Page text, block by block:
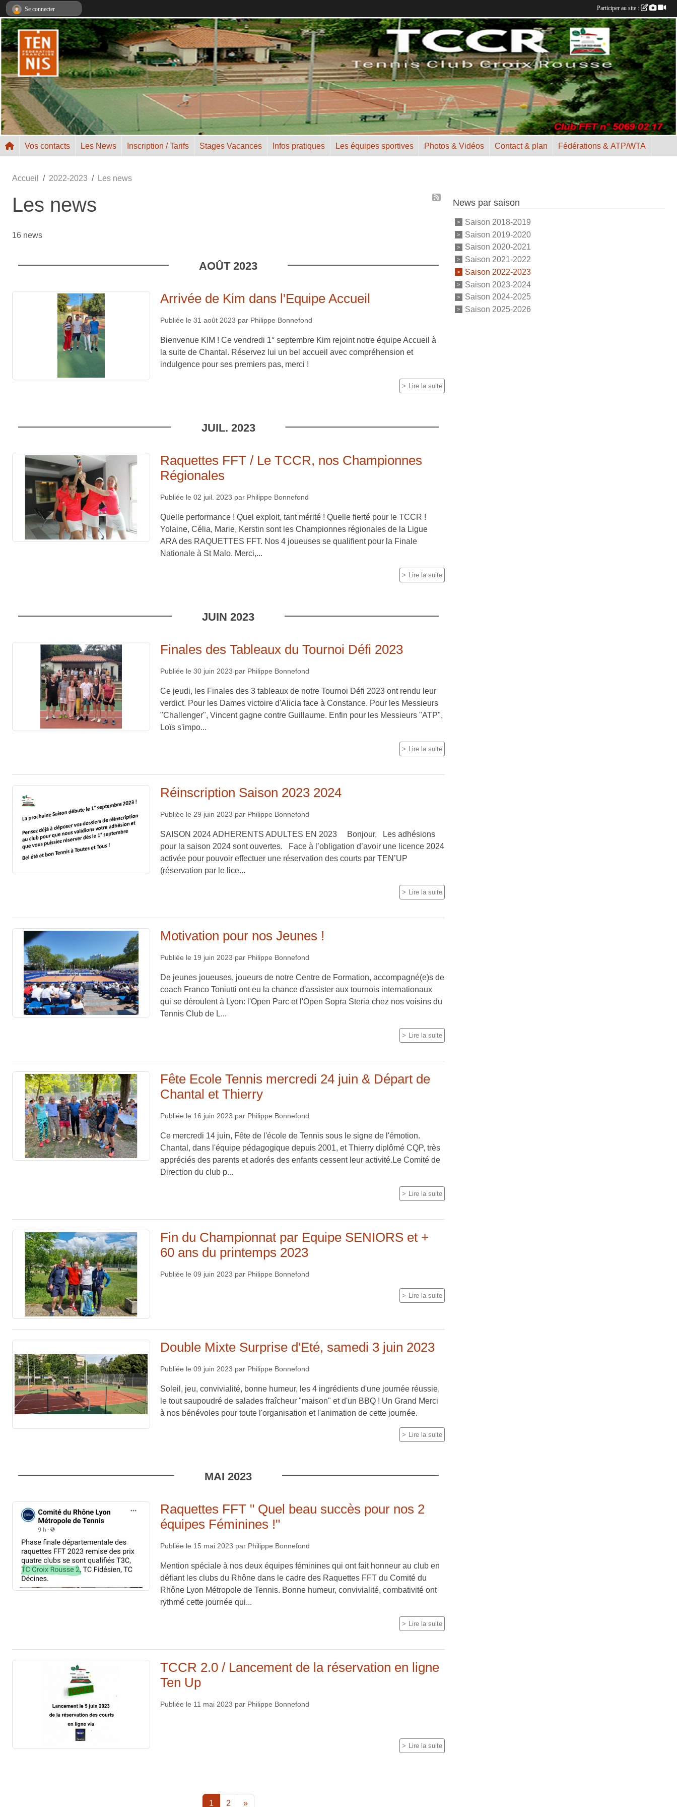
Vos contacts Les News Inscription / Tarifs Stages Vacances Infos pratiques Les équipes sportives Photos & Vidéos Contact & plan Fédérations & ATP/WTA
Accueil 2022-2023 Les news
Les news
16 news
AOÛT 2023
Arrivée de Kim dans l'Equipe Accueil
Publiée le31 août 2023 par Philippe Bonnefond
Bienvenue KIM ! Ce vendredi 1° septembre Kim rejoint notre équipe Accueil à
la suite de Chantal. Réservez lui un bel accueil avec compréhension et
indulgence pour ses premiers pas, merci !
Lire la suite
JUIL. 2023
Raquettes FFT / Le TCCR, nos Championnes
Régionales
Publiée le02 juil. 2023 par Philippe Bonnefond
Quelle performance ! Quel exploit, tant mérité ! Quelle fierté pour le TCCR !
Yolaine, Célia, Marie, Kerstin sont les Championnes régionales de la Ligue
ARA des RAQUETTES FFT. Nos 4 joueuses se qualifient pour la Finale
Nationale à St Malo. Merci,...
Lire la suite
JUIN 2023
Finales des Tableaux du Tournoi Défi 2023
Publiée le30 juin 2023 par Philippe Bonnefond
Ce jeudi, les Finales des 3 tableaux de notre Tournoi Défi 2023 ont rendu leur
verdict. Pour les Dames victoire d'Alicia face à Constance. Pour les Messieurs
"Challenger", Vincent gagne contre Guillaume. Enfin pour les Messieurs "ATP",
Loïs s'impo...
Lire la suite
Réinscription Saison 2023 2024
Publiée le 29 juin 2023 par Philippe Bonnefond
SAISON 2024 ADHERENTS ADULTES EN 2023 Bonjour, Les adhésions
pour la saison 2024 sont ouvertes. Face à l’obligation d’avoir une licence 2024
activée pour pouvoir effectuer une réservation des courts par TEN’UP
(réservation par le lice...
Lire la suite
Motivation pour nos Jeunes !
Publiée le 19 juin 2023 par Philippe Bonnefond
De jeunes joueuses, joueurs de notre Centre de Formation, accompagné(e)s de
coach Franco Toniutti ont eu la chance d'assister aux tournois internationaux
qui se déroulent à Lyon: l'Open Parc et l'Open Sopra Steria chez nos voisins du
Tennis Club de L...
Lire la suite
Fête Ecole Tennis mercredi 24 juin & Départ de
Chantal et Thierry
Publiée le 16 juin 2023 par Philippe Bonnefond
Ce mercredi 14 juin, Fête de l'école de Tennis sous le signe de l'émotion.
Chantal, dans l'équipe pédagogique depuis 2001, et Thierry diplômé CQP, très
appréciés des parents et adorés des enfants cessent leur activité.Le Comité de
Direction du club p...
Lire la suite
Fin du Championnat par Equipe SENIORS et +
60 ans du printemps 2023
Publiée le09 juin 2023 par Philippe Bonnefond
Lire la suite
Double Mixte Surprise d'Eté, samedi 3 juin 2023
Publiée le09 juin 2023 par Philippe Bonnefond
Soleil, jeu, convivialité, bonne humeur, les 4 ingrédients d'une journée réussie,
le tout saupoudré de salades fraîcheur "maison" et d'un BBQ ! Un Grand Merci
à nos bénévoles pour toute l'organisation et l'animation de cette journée.
Lire la suite
MAI 2023
Raquettes FFT " Quel beau succès pour nos 2
équipes Féminines !"
Publiée le 15 mai 2023 par Philippe Bonnefond
Mention spéciale à nos deux équipes féminines qui ont fait honneur au club en
défiant les clubs du Rhône dans le cadre des Raquettes FFT du Comité du
Rhône Lyon Métropole de Tennis. Bonne humeur, convivialité, combativité ont
rythmé cette journée qui...
Lire la suite
TCCR 2.0 / Lancement de la réservation en ligne
Ten Up
Publiée le 11 mai 2023 par Philippe Bonnefond
Lire la suite
1 2 »
News par saison
Saison 2018-2019
Saison 2019-2020
Saison 2020-2021
Saison 2021-2022
Saison 2022-2023
Saison 2023-2024
Saison 2024-2025
Saison 2025-2026
Se connecter Participer au site :
Panneau de gestion des cookies